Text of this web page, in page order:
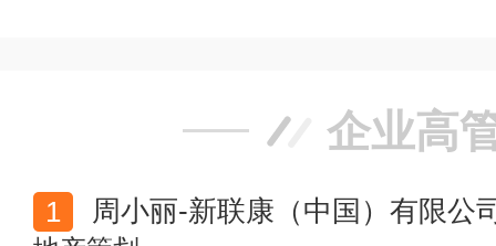
企业高
周小丽-新联康（中国）有限公